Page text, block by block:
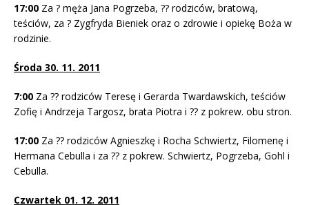
17:00 Za ? męża Jana Pogrzeba, ?? rodziców, bratową,
teściów, za ? Zygfryda Bieniek oraz o zdrowie i opiekę Boża w
rodzinie.
Środa 30. 11. 2011
7:00 Za ?? rodziców Teresę i Gerarda Twardawskich, teściów
Zofię i Andrzeja Targosz, brata Piotra i ?? z pokrew. obu stron.
17:00 Za ?? rodziców Agnieszkę i Rocha Schwiertz, Filomenę i
Hermana Cebulla i za ?? z pokrew. Schwiertz, Pogrzeba, Gohl i
Cebulla.
Czwartek 01. 12. 2011